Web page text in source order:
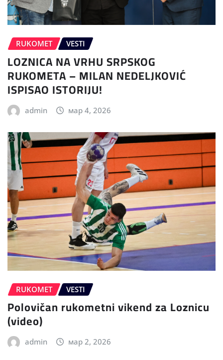
RUKOMET VESTI
LOZNICA NA VRHU SRPSKOG
RUKOMETA – MILAN NEDELJKOVIĆ
ISPISAO ISTORIJU!
admin мар 4, 2026
RUKOMET VESTI
Polovičan rukometni vikend za Loznicu
(video)
admin мар 2, 2026